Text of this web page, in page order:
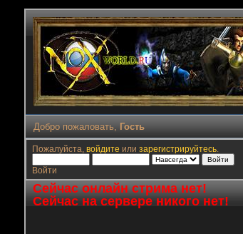
Добро пожаловать, Гость
Пожалуйста, войдите или зарегистрируйтесь.
Войти
Сейчас онлайн стрима нет!
Сейчас на сервере никого нет!